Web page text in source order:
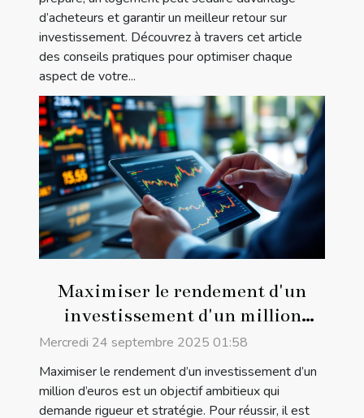
d’acheteurs et garantir un meilleur retour sur
investissement. Découvrez à travers cet article
des conseils pratiques pour optimiser chaque
aspect de votre...
Maximiser le rendement d'un
investissement d'un million
d'euros
Mercredi 24 septembre 2025 01:58
Maximiser le rendement d’un investissement d’un
million d’euros est un objectif ambitieux qui
demande rigueur et stratégie. Pour réussir, il est